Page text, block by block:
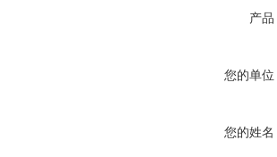
产品
您的单位
您的姓名